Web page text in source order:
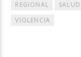
REGIONAL
SALUD
VIOLENCIA